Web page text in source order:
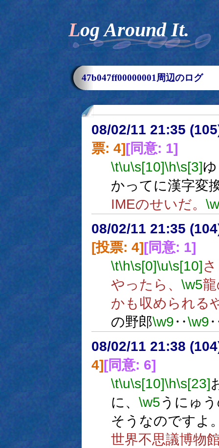
Log Around It.
47b047ff00000001周辺のログ
08/02/11 21:35
票: 4][同意: 1]
\t\u\s[10]\h\s[3]
かってに漢字変
IMEのせいだ。
08/02/11 21:35
[投票: 4][同意: 1]
\t\h\s[0]\u\s[10]
やったら、 \w5
かも収められる
の野郎\w9‥\w9
08/02/11 21:38
4] [同意: 6]
\t\u\s[10]\h\s[23]
に、 \w5うにゅ
そうなのですよ
世界不思議博物